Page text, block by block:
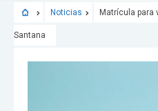
Noticias Matrícula para
Santana